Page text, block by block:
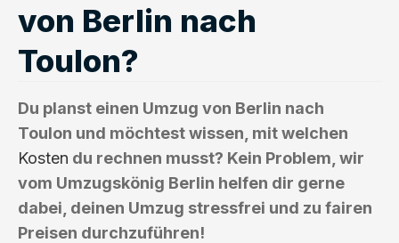
von Berlin nach
Toulon?
Du planst einen Umzug von Berlin nach
Toulon und möchtest wissen, mit welchen
Kosten du rechnen musst? Kein Problem, wir
vom Umzugskönig Berlin helfen dir gerne
dabei, deinen Umzug stressfrei und zu fairen
Preisen durchzuführen!